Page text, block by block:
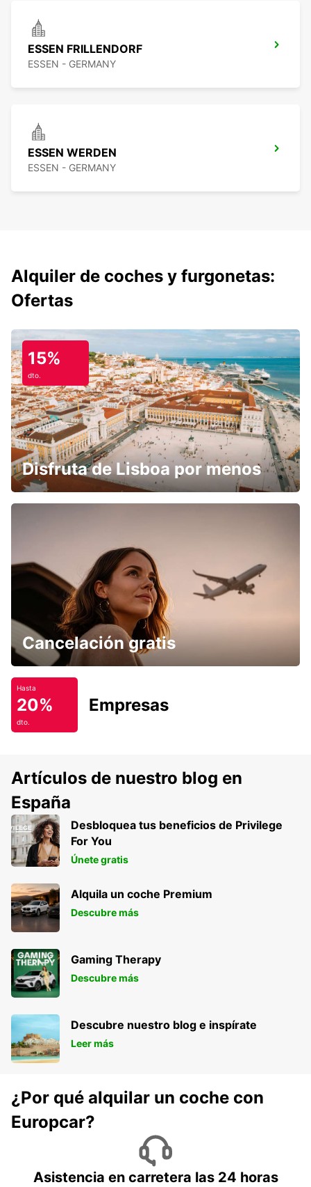
ESSEN FRILLENDORF
ESSEN - GERMANY
ESSEN WERDEN
ESSEN - GERMANY
Alquiler de coches y furgonetas:
Ofertas
15%
dto.
Disfruta de Lisboa por menos
Cancelación gratis
Hasta
20%
dto.
Empresas
Artículos de nuestro blog en
España
Desbloquea tus beneficios de Privilege
For You
Únete gratis
Alquila un coche Premium
Descubre más
Gaming Therapy
Descubre más
Descubre nuestro blog e inspírate
Leer más
¿Por qué alquilar un coche con
Europcar?
Asistencia en carretera las 24 horas